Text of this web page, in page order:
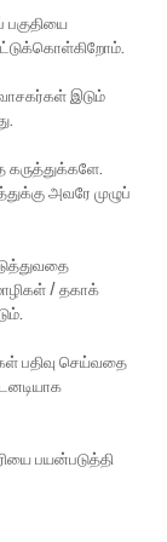
பகுதியை
வாசகர்கள் இடும்
கருத்துக்களே.
அவரே முழுப்
/ தகாக்
பதிவு செய்வதை
பயன்படுத்தி